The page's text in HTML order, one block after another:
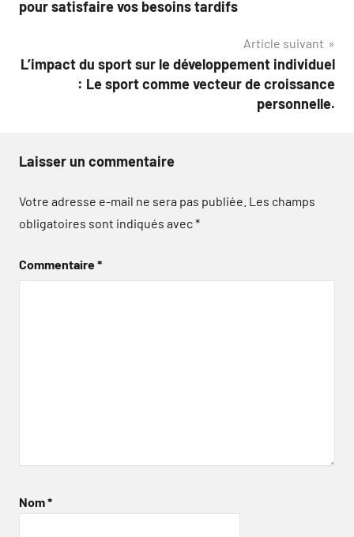
pour satisfaire vos besoins tardifs
Article suivant
L’impact du sport sur le développement individuel
: Le sport comme vecteur de croissance
personnelle.
Laisser un commentaire
Votre adresse e-mail ne sera pas publiée. Les champs
obligatoires sont indiqués avec*
Commentaire*
Nom*